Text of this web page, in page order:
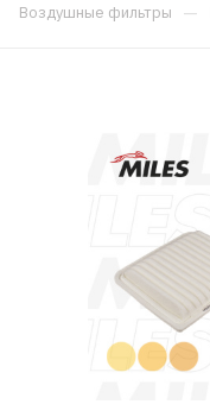
Воздушные фильтры —